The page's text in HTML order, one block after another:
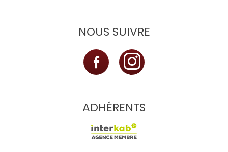
NOUS SUIVRE
ADHÉRENTS